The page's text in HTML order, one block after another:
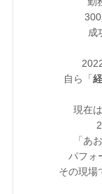
成
自ら「
現在
「あ
パフォ
その現場